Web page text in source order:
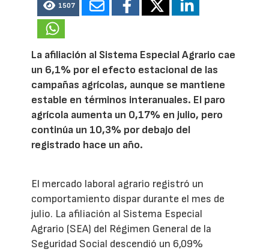
1507
La afiliación al Sistema Especial Agrario cae
un 6,1% por el efecto estacional de las
campañas agrícolas, aunque se mantiene
estable en términos interanuales. El paro
agrícola aumenta un 0,17% en julio, pero
continúa un 10,3% por debajo del
registrado hace un año.
El mercado laboral agrario registró un
comportamiento dispar durante el mes de
julio. La afiliación al Sistema Especial
Agrario (SEA) del Régimen General de la
Seguridad Social descendió un 6,09%